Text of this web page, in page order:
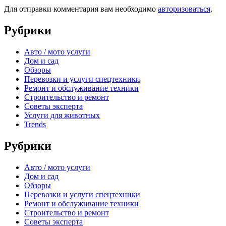
Для отправки комментария вам необходимо авторизоваться.
Рубрики
Авто / мото услуги
Дом и сад
Обзоры
Перевозки и услуги спецтехники
Ремонт и обслуживание техники
Строительство и ремонт
Советы эксперта
Услуги для животных
Trends
Рубрики
Авто / мото услуги
Дом и сад
Обзоры
Перевозки и услуги спецтехники
Ремонт и обслуживание техники
Строительство и ремонт
Советы эксперта